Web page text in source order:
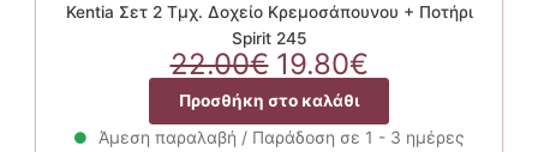
Kentia Σετ 2 Τμχ. Δοχείο Κρεμοσάπουνου + Ποτήρι
Spirit 245
22.00€ Original
price
was:
22.00€.
19.80€Η
τρέχουσα
τιμή
είναι:
Προσθήκη στο καλάθι
Άμεση παραλαβή / Παράδοση σε 1 - 3 ημέρες